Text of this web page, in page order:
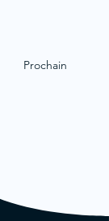
Prochain